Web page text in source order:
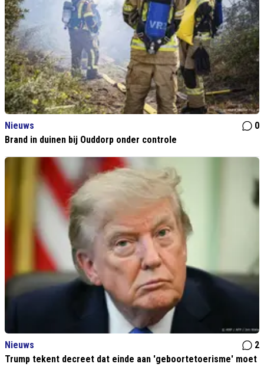
Nieuws
0
Brand in duinen bij Ouddorp onder controle
Nieuws
2
Trump tekent decreet dat einde aan 'geboortetoerisme' moet